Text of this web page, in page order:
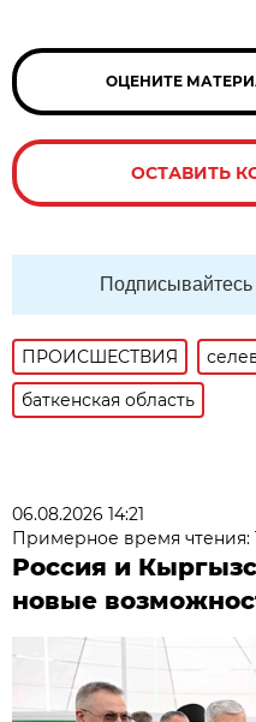
ОЦЕНИТЕ
ОСТАВИТЬ
ПРОИСШЕСТВИЯ
баткенская область
06.08.2026 14:21
Примерное время чтения:
Россия и
новые